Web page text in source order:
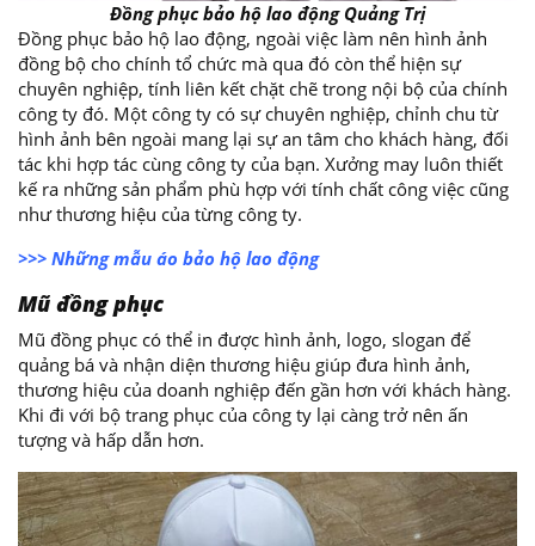
Đồng phục bảo hộ lao động Quảng Trị
Đồng phục bảo hộ lao động, ngoài việc làm nên hình ảnh
đồng bộ cho chính tổ chức mà qua đó còn thể hiện sự
chuyên nghiệp, tính liên kết chặt chẽ trong nội bộ của chính
công ty đó. Một công ty có sự chuyên nghiệp, chỉnh chu từ
hình ảnh bên ngoài mang lại sự an tâm cho khách hàng, đối
tác khi hợp tác cùng công ty của bạn. Xưởng may luôn thiết
kế ra những sản phẩm phù hợp với tính chất công việc cũng
như thương hiệu của từng công ty.
>>> Những mẫu áo bảo hộ lao động
Mũ đồng phục
Mũ đồng phục có thể in được hình ảnh, logo, slogan để
quảng bá và nhận diện thương hiệu giúp đưa hình ảnh,
thương hiệu của doanh nghiệp đến gần hơn với khách hàng.
Khi đi với bộ trang phục của công ty lại càng trở nên ấn
tượng và hấp dẫn hơn.